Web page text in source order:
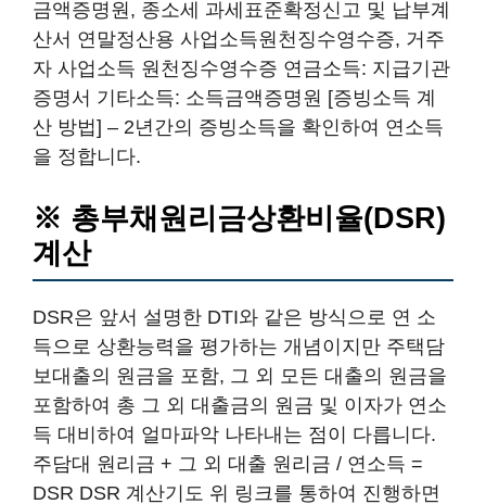
금액증명원, 종소세 과세표준확정신고 및 납부계
산서 연말정산용 사업소득원천징수영수증, 거주
자 사업소득 원천징수영수증 연금소득: 지급기관
증명서 기타소득: 소득금액증명원 [증빙소득 계
산 방법] – 2년간의 증빙소득을 확인하여 연소득
을 정합니다.
※ 총부채원리금상환비율(DSR)
계산
DSR은 앞서 설명한 DTI와 같은 방식으로 연 소
득으로 상환능력을 평가하는 개념이지만 주택담
보대출의 원금을 포함, 그 외 모든 대출의 원금을
포함하여 총 그 외 대출금의 원금 및 이자가 연소
득 대비하여 얼마파악 나타내는 점이 다릅니다.
주담대 원리금 + 그 외 대출 원리금 / 연소득 =
DSR DSR 계산기도 위 링크를 통하여 진행하면